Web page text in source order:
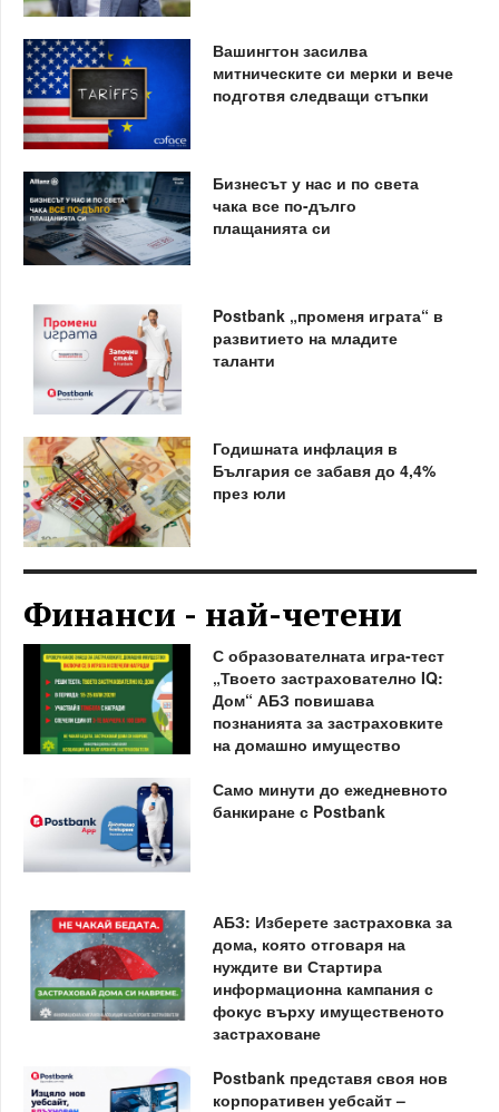
Вашингтон засилва
митническите си мерки и вече
подготвя следващи стъпки
Бизнесът у нас и по света
чака все по-дълго
плащанията си
Postbank „променя играта“ в
развитието на младите
таланти
Годишната инфлация в
България се забавя до 4,4%
през юли
Финанси - най-четени
С образователната игра-тест
„Твоето застрахователно IQ:
Дом“ АБЗ повишава
познанията за застраховките
на домашно имущество
Само минути до ежедневното
банкиране с Postbank
АБЗ: Изберете застраховка за
дома, която отговаря на
нуждите ви Стартира
информационна кампания с
фокус върху имущественото
застраховане
Postbank представя своя нов
корпоративен уебсайт –